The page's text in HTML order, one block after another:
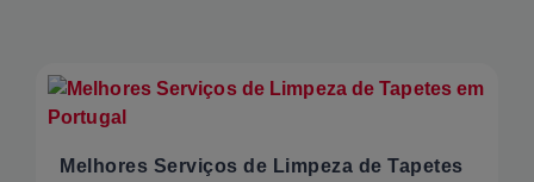
Melhores Serviços de Limpeza de Tapetes